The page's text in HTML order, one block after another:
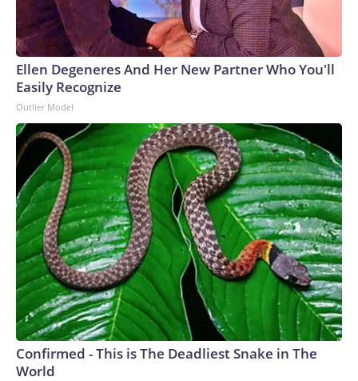
Ellen Degeneres And Her New Partner Who You'll
Easily Recognize
Outlier Model
Confirmed - This is The Deadliest Snake in The
World